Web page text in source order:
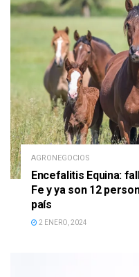
AGRONEGOCIOS
Encefalitis Equina:
Fe y ya son 12
país
2 ENERO, 2024